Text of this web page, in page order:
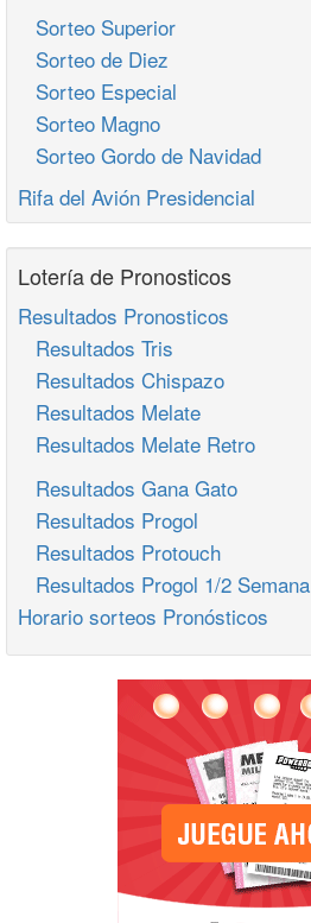
Sorteo Superior
Sorteo de Diez
Sorteo Especial
Sorteo Magno
Sorteo Gordo de Navidad
Rifa del Avión Presidencial
Lotería de Pronosticos
Resultados Pronosticos
Resultados Tris
Resultados Chispazo
Resultados Melate
Resultados Melate Retro
Resultados Gana Gato
Resultados Progol
Resultados Protouch
Resultados Progol 1/2 Semana
Horario sorteos Pronósticos